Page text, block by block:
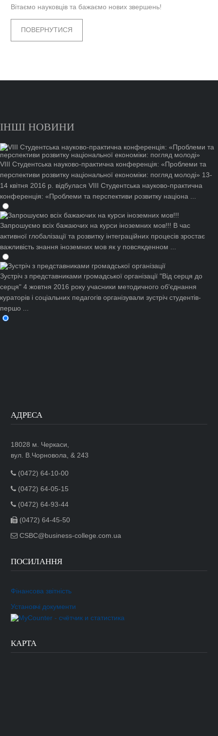
Вітаємо науковців та бажаємо нових звершень!
ПОВЕРНУТИСЯ
ІНШІ НОВИНИ
VIII Студентська науково-практична конференція: «Проблеми та
перспективи розвитку національної економіки: погляд молоді» 13-
14 квітня 2016 р. відбулася VIII Студентська науково-практична
конференція: «Проблеми та перспективи розвитку націона ...
Запрошуємо всіх бажаючих на курси іноземних мов!!! В час
активної глобалізації та розвитку інтеграційних процесів зростає
важливість знання іноземних мов як у повсякденном ...
Зустріч з представниками громадської організації "Від серця до
серця" 4 жовтня 2016 року учасники методичного об'єднання
кураторів і соціальних педагогів організували зустріч студентів-
першо ...
АДРЕСА
18028 м. Черкаси,
вул. В.Чорновола, & 243
(0472) 64-10-00
(0472) 64-05-15
(0472) 64-93-44
(0472) 64-45-50
CSBC@business-college.com.ua
ПОСИЛАННЯ
Фінансова звітність
Установчі документи
КАРТА